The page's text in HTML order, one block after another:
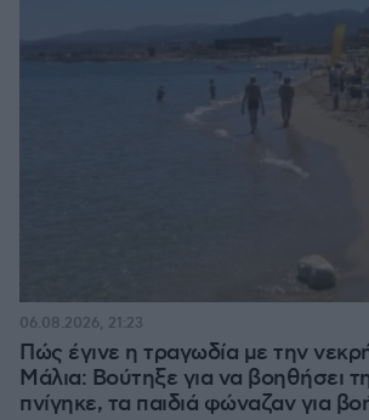
Πώς έγινε η τραγωδία με την
Μάλια: Βούτηξε για να βοηθήσει
πνίγηκε, τα παιδιά φώναζαν για
06.08.2026, 21:23